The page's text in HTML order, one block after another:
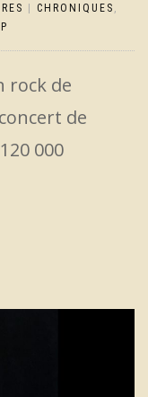
CHRONIQUES ,
rock de
de
000